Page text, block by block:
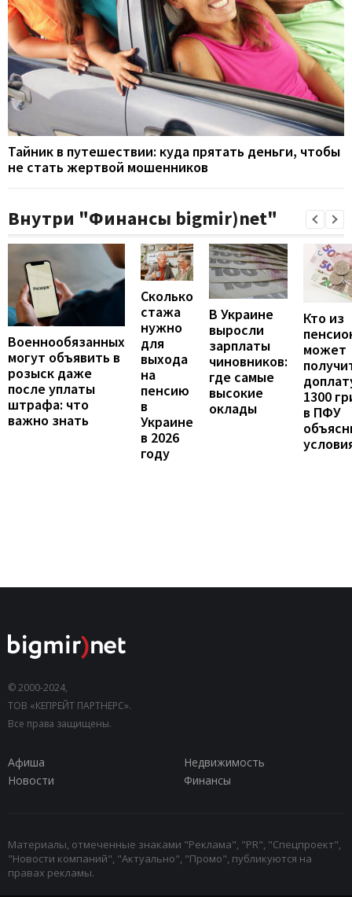
Тайник в путешествии: куда прятать деньги, чтобы
не стать жертвой мошенников
Внутри "Финансы bigmir)net"
Военнообязанных
могут объявить в
розыск даже
после уплаты
штрафа: что
важно знать
Сколько
стажа
нужно
для
выхода
на
пенсию
в
Украине
в 2026
году
В Украине
выросли
зарплаты
чиновников:
где самые
высокие
оклады
Кто из
может
1300
в ПФУ
© 2000-2024,
ТОВ «КЕПРЕЙТ ПАРТНЕРС».
Все права защищены.
Афиша
Недвижимость
Новости
Финансы
Материалы, отмеченные знаками "Реклама", "PR", "Спецпроект",
"Новости компаний", "Актуально", "Промо", публикуются на
правах рекламы.